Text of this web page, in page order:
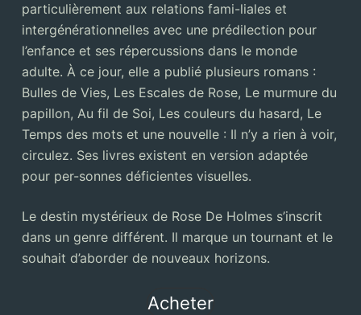
particulièrement aux relations fami-liales et
intergénérationnelles avec une prédilection pour
l’enfance et ses répercussions dans le monde
adulte. À ce jour, elle a publié plusieurs romans :
Bulles de Vies, Les Escales de Rose, Le murmure du
papillon, Au fil de Soi, Les couleurs du hasard, Le
Temps des mots et une nouvelle : Il n’y a rien à voir,
circulez. Ses livres existent en version adaptée
pour per-sonnes déficientes visuelles.
Le destin mystérieux de Rose De Holmes s’inscrit
dans un genre différent. Il marque un tournant et le
souhait d’aborder de nouveaux horizons.
Acheter